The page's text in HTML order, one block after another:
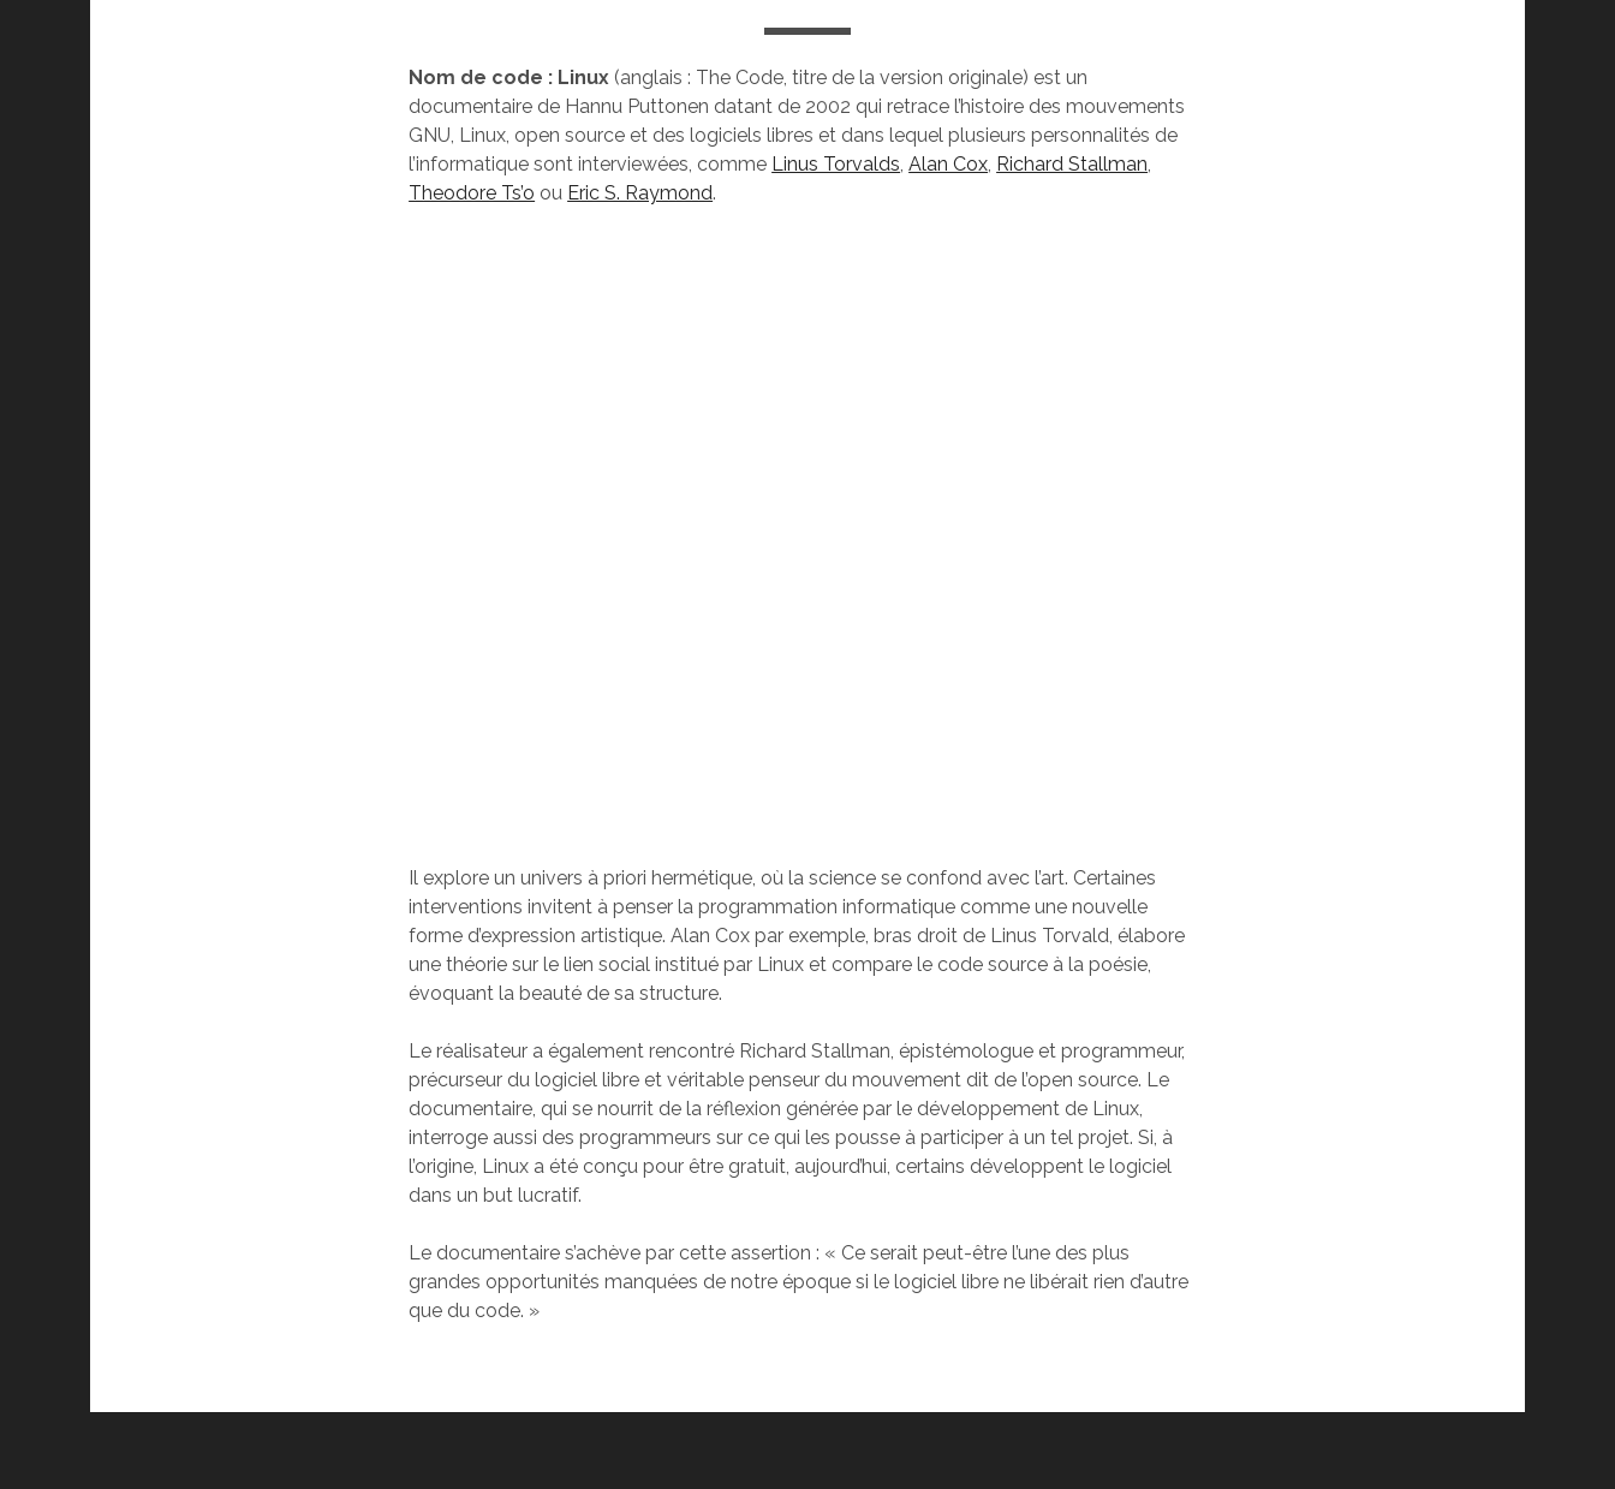
Nom de code : Linux (anglais : The Code, titre de la version originale) est un
documentaire de Hannu Puttonen datant de 2002 qui retrace l’histoire des mouvements
GNU, Linux, open source et des logiciels libres et dans lequel plusieurs personnalités de
l’informatique sont interviewées, comme Linus Torvalds,Alan Cox, Richard Stallman,
Theodore Ts’o ou Eric S. Raymond.
Il explore un univers à priori hermétique, où la science se confond avec l’art. Certaines
interventions invitent à penser la programmation informatique comme une nouvelle
forme d’expression artistique. Alan Cox par exemple, bras droit de Linus Torvald, élabore
une théorie sur le lien social institué par Linux et compare le code source à la poésie,
évoquant la beauté de sa structure.
Le réalisateur a également rencontré Richard Stallman, épistémologue et programmeur,
précurseur du logiciel libre et véritable penseur du mouvement dit de l’open source. Le
documentaire, qui se nourrit de la réflexion générée par le développement de Linux,
interroge aussi des programmeurs sur ce qui les pousse à participer à un tel projet. Si, à
l’origine, Linux a été conçu pour être gratuit, aujourd’hui, certains développent le logiciel
dans un but lucratif.
Le documentaire s’achève par cette assertion : « Ce serait peut-être l’une des plus
grandes opportunités manquées de notre époque si le logiciel libre ne libérait rien d’autre
que du code. »